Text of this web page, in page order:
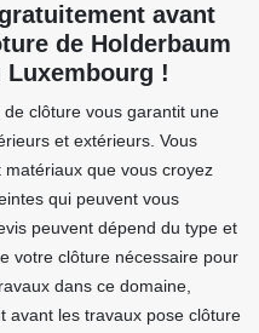
avant
de Holderbaum
Luxembourg !
clôture vous garantit une
et extérieurs. Vous
que vous croyez
qui peuvent vous
peuvent dépend du type et
votre clôture nécessaire pour
dans ce domaine,
avant les travaux pose clôture